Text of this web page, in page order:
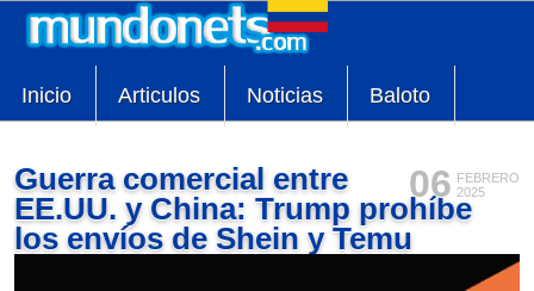
Inicio Articulos Noticias Baloto
06 FEBRERO
2025
Guerra comercial entre
EE.UU. y China: Trump prohíbe
los envíos de Shein y Temu